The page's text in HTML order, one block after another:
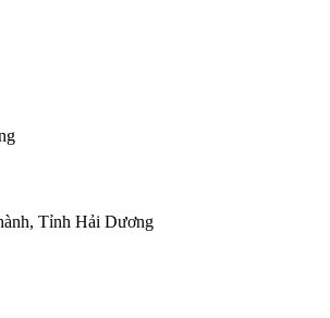
Tỉnh Hải Dương